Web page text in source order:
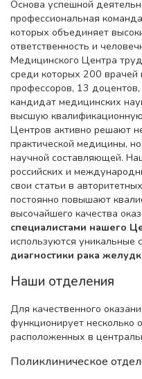
Основа успешной
профессиональная
которых объединяет
ответственность и
Медицинского Центра
среди которых 200 врачей
профессоров, 13
кандидат медицинских
высшую
Центров активно решают
практической медицины,
научной составляющей.
российских и
свои статьи в
постоянно повышают
высочайшего качества
специалистами нашего
используются уникальные
диагностики рака
Наши отделения
Для качественного
функционирует
расположенных в
Поликлиническое